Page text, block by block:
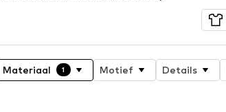
Materiaal 1 Motief Details